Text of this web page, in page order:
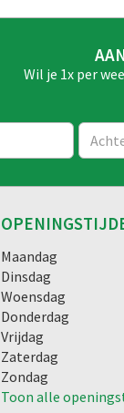
Wil je 1x per
Maandag
Dinsdag
Woensdag
Donderdag
Vrijdag
Zaterdag
Zondag
Toon alle